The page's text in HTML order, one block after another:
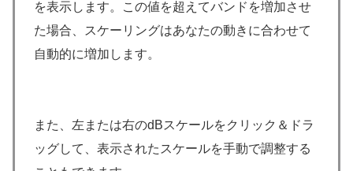
を表示します。この値を超えてバンドを増加させ
た場合、スケーリングはあなたの動きに合わせて
自動的に増加します。
また、左または右のdBスケールをクリック＆ドラ
ッグして、表示されたスケールを手動で調整する